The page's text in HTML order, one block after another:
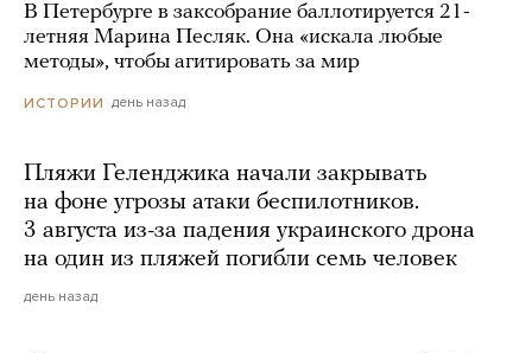
В Петербурге в заксобрание баллотируется 21-
летняя Марина Песляк. Она «искала любые
методы», чтобы агитировать за мир
ИСТОРИИ день назад
Пляжи Геленджика начали закрывать
на фоне угрозы атаки беспилотников.
3 августа из-за падения украинского дрона
на один из пляжей погибли семь человек
день назад